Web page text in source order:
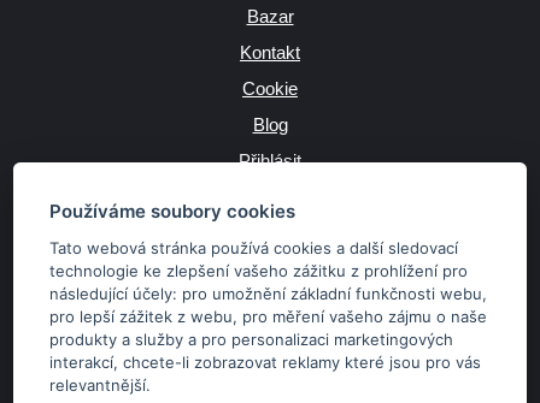
Používáme soubory cookies
Tato webová stránka používá cookies a další sledovací
technologie ke zlepšení vašeho zážitku z prohlížení pro
následující účely: pro umožnění základní funkčnosti webu,
pro lepší zážitek z webu, pro měření vašeho zájmu o naše
produkty a služby a pro personalizaci marketingových
interakcí,chcete-li zobrazovat reklamy které jsou pro vás
relevantnější.
Bazar
Kontakt
Cookie
Blog
Přihlásit
JAZYK